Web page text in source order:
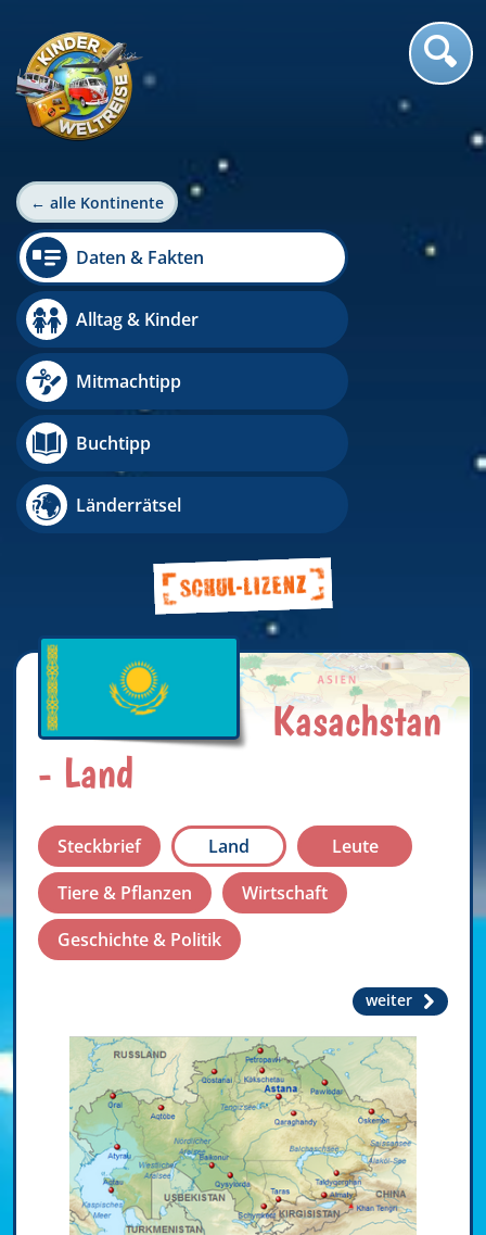
← alle Kontinente
Daten & Fakten
Alltag & Kinder
Mitmachtipp
Buchtipp
Länderrätsel
Kasachstan
- Land
Steckbrief Land
Leute
Tiere & Pflanzen
Wirtschaft
Geschichte & Politik
weiter